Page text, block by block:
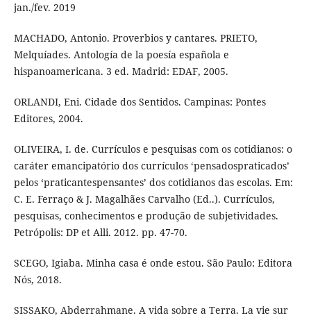
jan./fev. 2019
MACHADO, Antonio. Proverbios y cantares. PRIETO,
Melquíades. Antología de la poesía española e
hispanoamericana. 3 ed. Madrid: EDAF, 2005.
ORLANDI, Eni. Cidade dos Sentidos. Campinas: Pontes
Editores, 2004.
OLIVEIRA, I. de. Currículos e pesquisas com os cotidianos: o
caráter emancipatório dos currículos ‘pensadospraticados’
pelos ‘praticantespensantes’ dos cotidianos das escolas. Em:
C. E. Ferraço & J. Magalhães Carvalho (Ed..). Currículos,
pesquisas, conhecimentos e produção de subjetividades.
Petrópolis: DP et Alli. 2012. pp. 47-70.
SCEGO, Igiaba. Minha casa é onde estou. São Paulo: Editora
Nós, 2018.
SISSAKO, Abderrahmane. A vida sobre a Terra. La vie sur